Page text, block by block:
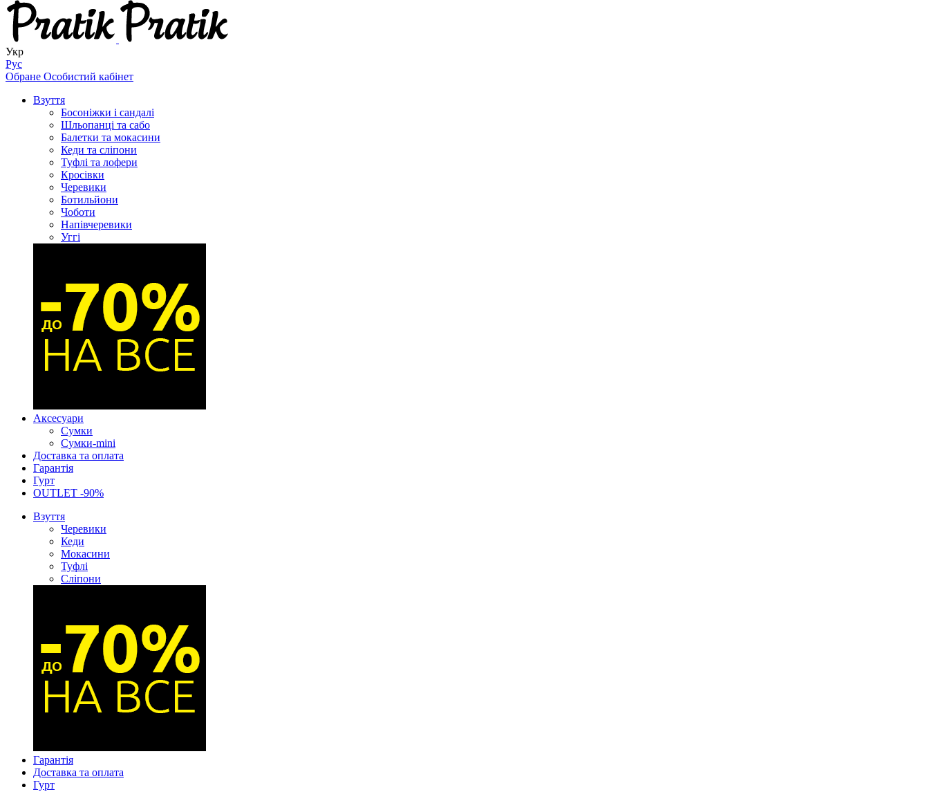
Укр
Рус
Обране Особистий кабінет
Взуття
Босоніжки і сандалі
Шльопанці та сабо
Балетки та мокасини
Кеди та сліпони
Туфлі та лофери
Кросівки
Черевики
Ботильйони
Чоботи
Напівчеревики
Уггі
Аксесуари
Сумки
Сумки-mini
Доставка та оплата
Гарантія
Гурт
OUTLET -90%
Взуття
Черевики
Кеди
Мокасини
Туфлі
Сліпони
Гарантія
Доставка та оплата
Гурт